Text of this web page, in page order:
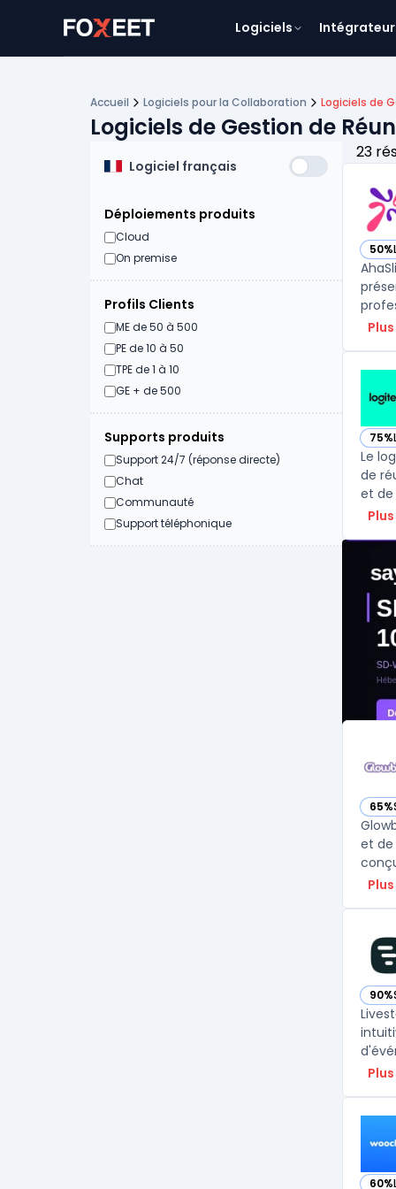
Logiciels
Accueil Logiciels pour la Collaboration Logiciels de
Logiciels de Gestion de
Logiciel français
Déploiements produits
Cloud
On premise
Profils Clients
ME de 50 à 500
PE de 10 à 50
TPE de 1 à 10
GE + de 500
Supports produits
Support 24/7 (réponse directe)
Chat
Communauté
Support téléphonique
23
50%
—
75%
—
Le
de
et de
65%
—
et de
90%
—
60%